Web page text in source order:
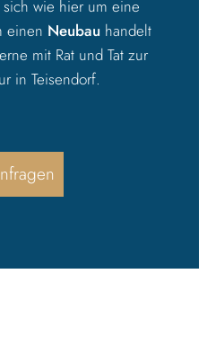
wie hier um eine
einen Neubau handelt
mit Rat und Tat zur
in Teisendorf.